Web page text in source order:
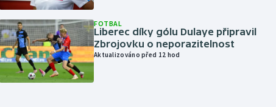
FOTBAL
Liberec díky gólu Dulaye připravil
Zbrojovku o neporazitelnost
Aktualizováno před 12 hod